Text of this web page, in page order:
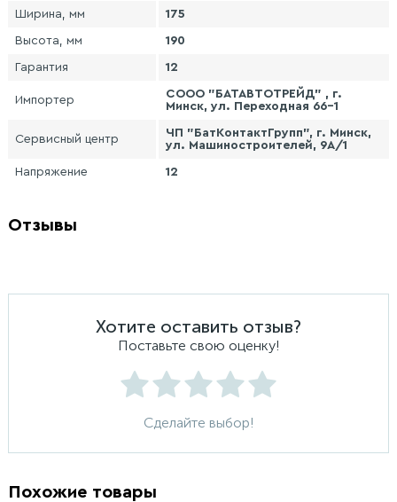
Ширина, мм 175
Высота, мм 190
Гарантия 12
Импортер
СООО "БАТАВТОТРЕЙД" , г.
Минск, ул. Переходная 66-1
Сервисный центр
ЧП "БатКонтактГрупп", г. Минск,
ул. Машиностроителей, 9А/1
Напряжение 12
Отзывы
Хотите оставить отзыв?
Поставьте свою оценку!
Сделайте выбор!
Похожие товары